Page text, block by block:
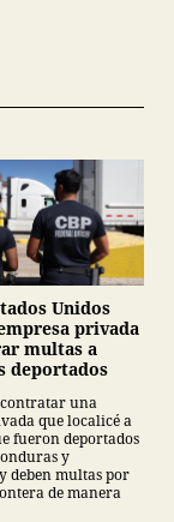
Unidos
privada
multas a
deportados
contratar una
que localicé a
fueron deportados
y
deben multas por
de manera